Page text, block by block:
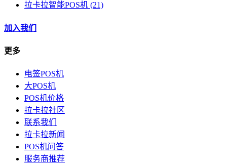
拉卡拉智能POS机 (21)
加入我们
更多
电签POS机
大POS机
POS机价格
拉卡拉社区
联系我们
拉卡拉新闻
POS机问答
服务商推荐